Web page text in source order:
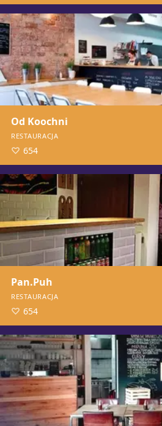
Od Koochni
RESTAURACJA
654
Pan.Puh
RESTAURACJA
654